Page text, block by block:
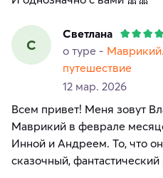
С
Светлана
о туре -
путешествие
12 мар. 2026
Всем привет! Меня зовут
Маврикий в феврале
Инной и Андреем. То, что
сказочный,